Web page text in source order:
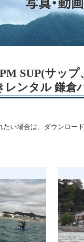
PM SUP(サッ
レンタル 鎌倉
たい場合は、ダウンロー